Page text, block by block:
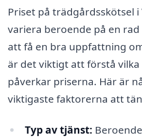
Priset på trädgårdsskötsel
variera beroende på en
att få en bra uppfattning
är det viktigt att förstå vilka
påverkar priserna. Här är
viktigaste faktorerna att
Typ av tjänst: